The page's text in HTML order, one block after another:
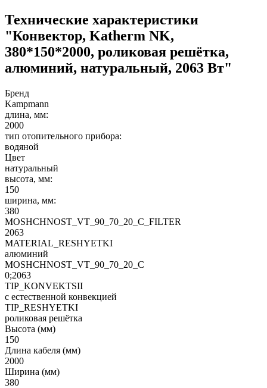
Технические характеристики
"Конвектор, Katherm NK,
380*150*2000, роликовая решётка,
алюминий, натуральный, 2063 Вт"
Бренд
Kampmann
длина, мм:
2000
тип отопительного прибора:
водяной
Цвет
натуральный
высота, мм:
150
ширина, мм:
380
MOSHCHNOST_VT_90_70_20_C_FILTER
2063
MATERIAL_RESHYETKI
алюминий
MOSHCHNOST_VT_90_70_20_C
0;2063
TIP_KONVEKTSII
с естественной конвекцией
TIP_RESHYETKI
роликовая решётка
Высота (мм)
150
Длина кабеля (мм)
2000
Ширина (мм)
380